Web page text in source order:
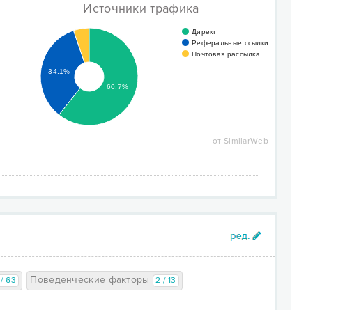
Источники трафика
Директ
Реферальные ссылки
Почтовая рассылка
34.1%
60.7%
от SimilarWeb
/ 63 Поведенческие факторы 2 / 13